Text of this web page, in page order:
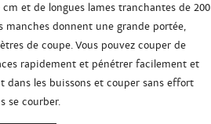
et de longues lames tranchantes de 200
manches donnent une grande portée,
de coupe. Vous pouvez couper de
rapidement et pénétrer facilement et
dans les buissons et couper sans effort
se courber.